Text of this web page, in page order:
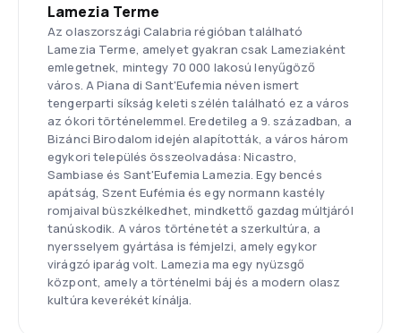
Lamezia Terme
Az olaszországi Calabria régióban található
Lamezia Terme, amelyet gyakran csak Lameziaként
emlegetnek, mintegy 70 000 lakosú lenyűgöző
város. A Piana di Sant'Eufemia néven ismert
tengerparti síkság keleti szélén található ez a város
az ókori történelemmel. Eredetileg a 9. században, a
Bizánci Birodalom idején alapították, a város három
egykori település összeolvadása: Nicastro,
Sambiase és Sant'Eufemia Lamezia. Egy bencés
apátság, Szent Eufémia és egy normann kastély
romjaival büszkélkedhet, mindkettő gazdag múltjáról
tanúskodik. A város történetét a szerkultúra, a
nyersselyem gyártása is fémjelzi, amely egykor
virágzó iparág volt. Lamezia ma egy nyüzsgő
központ, amely a történelmi báj és a modern olasz
kultúra keverékét kínálja.